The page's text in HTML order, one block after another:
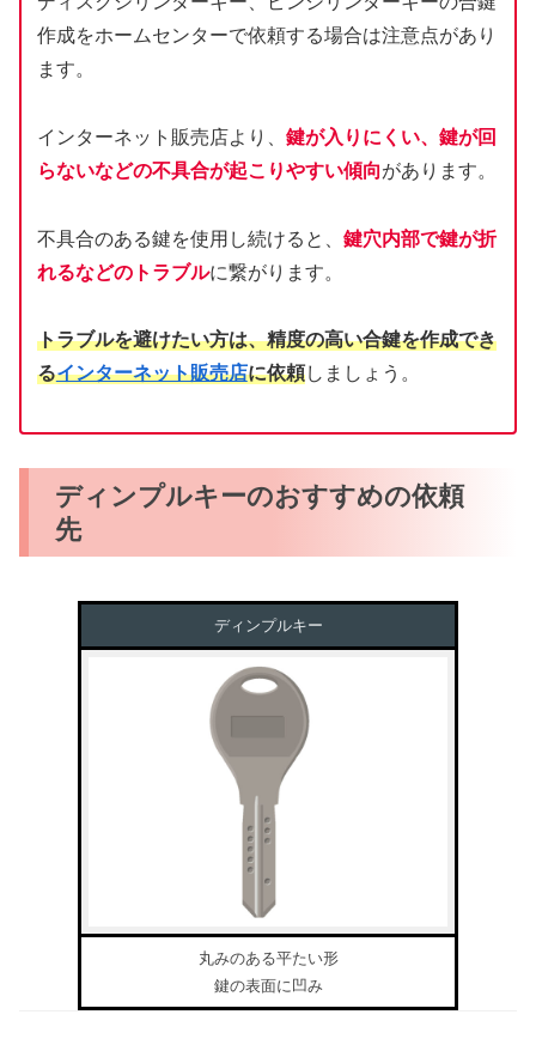
作成をホームセンターで依頼する場合は注意点があり
ます。
インターネット販売店より、 鍵が入りにくい、鍵が回
らないなどの不具合が起こりやすい傾向があります。
不具合のある鍵を使用し続けると、 鍵穴内部で鍵が折
れるなどのトラブルに繋がります。
トラブルを避けたい方は、精度の高い合鍵を作成でき
るインターネット販売店に依頼しましょう。
ディンプルキーのおすすめの依頼
先
ディンプルキー
丸みのある平たい形
鍵の表面に凹み